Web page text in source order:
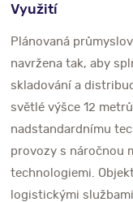
Využití
Plánovaná
navržena tak, aby
skladování a
světlé výšce 12
nadstandardnímu
provozy s náročnou
technologiemi.
logistickými